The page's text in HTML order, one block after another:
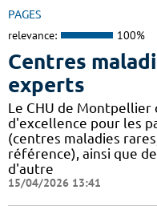
PAGES
relevance: 100%
Centres
experts
Le CHU de
d'excellence pour les
(centres maladies
référence), ainsi que
d'autre
15/04/2026 13:41